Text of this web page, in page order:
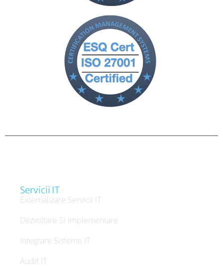
Servicii IT
Externalizare Servicii IT
Dezvoltare Si Implementare
Integrare Sisteme IT
Audit IT